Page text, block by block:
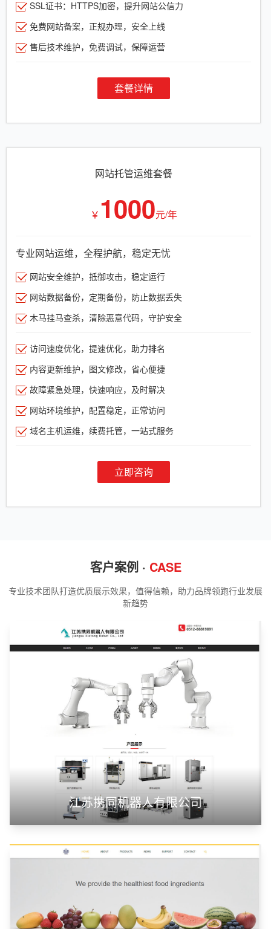
SSL证书：HTTPS加密，提升网站公信力
免费网站备案，正规办理，安全上线
售后技术维护，免费调试，保障运营
套餐详情
网站托管运维套餐
￥ 1000元/年
专业网站运维，全程护航，稳定无忧
网站安全维护，抵御攻击，稳定运行
网站数据备份，定期备份，防止数据丢失
木马挂马查杀，清除恶意代码，守护安全
访问速度优化，提速优化，助力排名
内容更新维护，图文修改，省心便捷
故障紧急处理，快速响应，及时解决
网站环境维护，配置稳定，正常访问
域名主机运维，续费托管，一站式服务
立即咨询
客户案例 · CASE
专业技术团队打造优质展示效果，值得信赖，助力品牌领跑行业发展
新趋势
江苏携同机器人有限公司